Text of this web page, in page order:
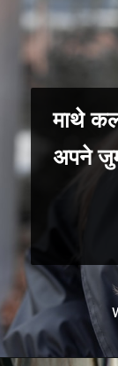
माथे
अपने